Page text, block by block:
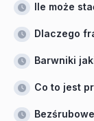
Ile może
Dlaczego
Barwniki
Co to jest